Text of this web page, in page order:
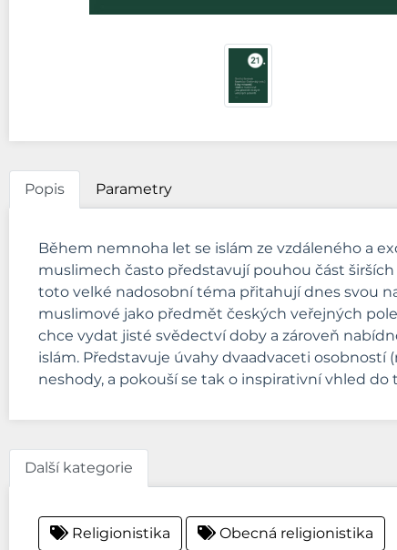
Popis Parametry
Během nemnoha let se islám ze vzdáleného a
muslimech často představují pouhou část
toto velké nadosobní téma přitahují dnes svou
muslimové jako předmět českých veřejných
chce vydat jisté svědectví doby a zároveň
islám. Představuje úvahy dvaadvaceti
neshody, a pokouší se tak o inspirativní vhled
Další kategorie
Religionistika Obecná religionistika